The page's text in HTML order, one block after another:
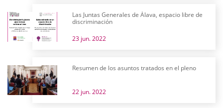
Las Juntas Generales de Álava, espacio libre de
discriminación
23 jun. 2022
Resumen de los asuntos tratados en el pleno
22 jun. 2022